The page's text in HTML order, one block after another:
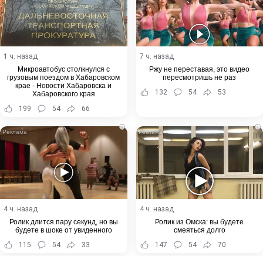
1 ч. назад
Микроавтобус столкнулся с
грузовым поездом в Хабаровском
крае - Новости Хабаровска и
Хабаровского края
199
54 66
7 ч. назад
Ржу не переставая, это видео
пересмотришь не раз
132
54 53
i
4 ч. назад
Ролик длится пару секунд, но вы
будете в шоке от увиденного
115
54 33
i
4 ч. назад
Ролик из Омска: вы будете
смеяться долго
147
54 70